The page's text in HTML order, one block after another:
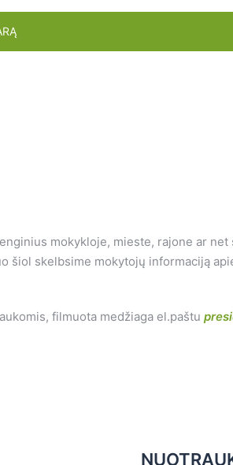
mokykloje, mieste, rajone ar
šiol skelbsime mokytojų informaciją
filmuota medžiaga el.paštu